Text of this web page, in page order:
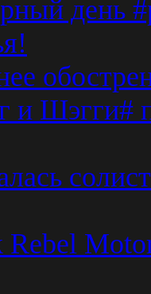
день
и Шэгги#
Rebel